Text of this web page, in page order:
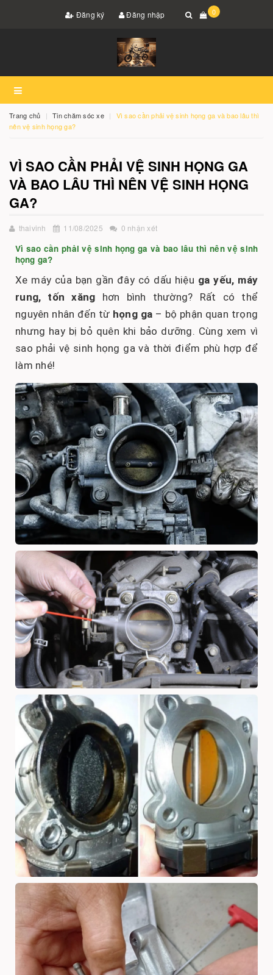
Đăng ký Đăng nhập 0
Trang chủ Tin chăm sóc xe
Vì sao cần phải vệ sinh họng ga và bao lâu thì
nên vệ sinh họng ga?
VÌ SAO CẦN PHẢI VỆ SINH HỌNG GA
VÀ BAO LÂU THÌ NÊN VỆ SINH HỌNG
GA?
thaivinh 11/08/2025 0 nhận xét
Vì sao cần phải vệ sinh họng ga và bao lâu thì nên vệ sinh
họng ga?
Xe máy của bạn gần đây có dấu hiệu ga yếu, máy
rung, tốn xăng hơn bình thường? Rất có thể
nguyên nhân đến từ họng ga – bộ phận quan trọng
nhưng hay bị bỏ quên khi bảo dưỡng. Cùng xem vì
sao phải vệ sinh họng ga và thời điểm phù hợp để
làm nhé!